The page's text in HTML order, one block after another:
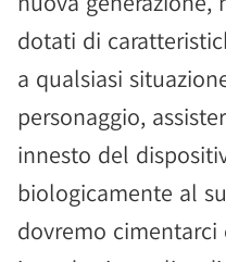
dotati di
a qualsiasi
personaggio,
innesto del
biologicamente al
dovremo